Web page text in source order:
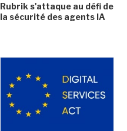
Rubrik s'attaque au défi de
la sécurité des agents IA